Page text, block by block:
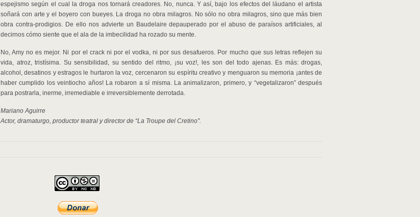
espejismo según el cual la droga nos tornará creadores. No, nunca. Y así, bajo los efectos del láudano el artista
soñará con arte y el boyero con bueyes. La droga no obra milagros. No sólo no obra milagros, sino que más bien
obra contra-prodigios. De ello nos advierte un Baudelaire depauperado por el abuso de paraísos artificiales, al
decirnos cómo siente que el ala de la imbecilidad ha rozado su mente.
No, Amy no es mejor. Ni por el crack ni por el vodka, ni por sus desafueros. Por mucho que sus letras reflejen su
vida, atroz, tristísima. Su sensibilidad, su sentido del ritmo, ¡su voz!, les son del todo ajenas. Es más: drogas,
alcohol, desatinos y estragos le hurtaron la voz, cercenaron su espíritu creativo y menguaron su memoria ¡antes de
haber cumplido los veintiocho años! La robaron a sí misma. La animalizaron, primero, y “vegetalizaron” después
para postrarla, inerme, irremediable e irreversiblemente derrotada.
Mariano Aguirre
Actor, dramaturgo, productor teatral y director de “La Troupe del Cretino”.